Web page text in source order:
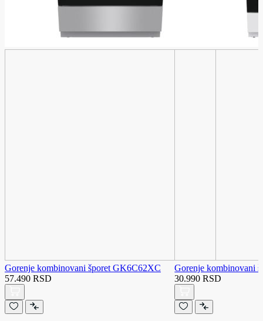
Gorenje kombinovani šporet GK6C62XC
57.490 RSD
Gorenje kombinovani
30.990 RSD